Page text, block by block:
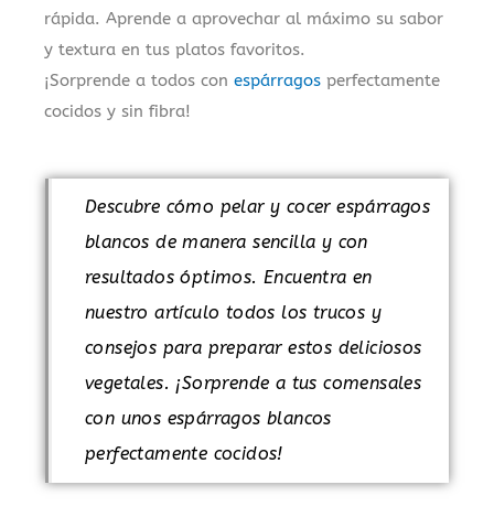
rápida. Aprende a aprovechar al máximo su sabor
y textura en tus platos favoritos.
¡Sorprende a todos con espárragos perfectamente
cocidos y sin fibra!
Descubre cómo pelar y cocer espárragos
blancos de manera sencilla y con
resultados óptimos. Encuentra en
nuestro artículo todos los trucos y
consejos para preparar estos deliciosos
vegetales. ¡Sorprende a tus comensales
con unos espárragos blancos
perfectamente cocidos!